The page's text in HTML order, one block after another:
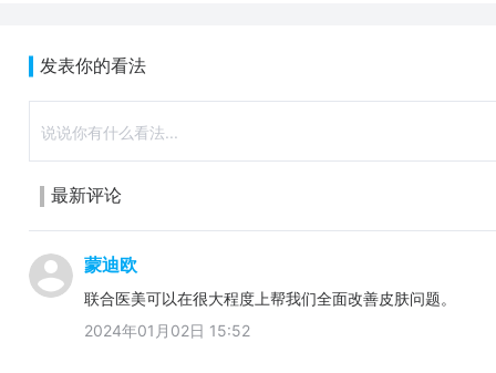
发表你的看法
最新评论
蒙迪欧
联合医美可以在很大程度上帮我们全面改善皮肤问题。
2024年01月02日 15:52